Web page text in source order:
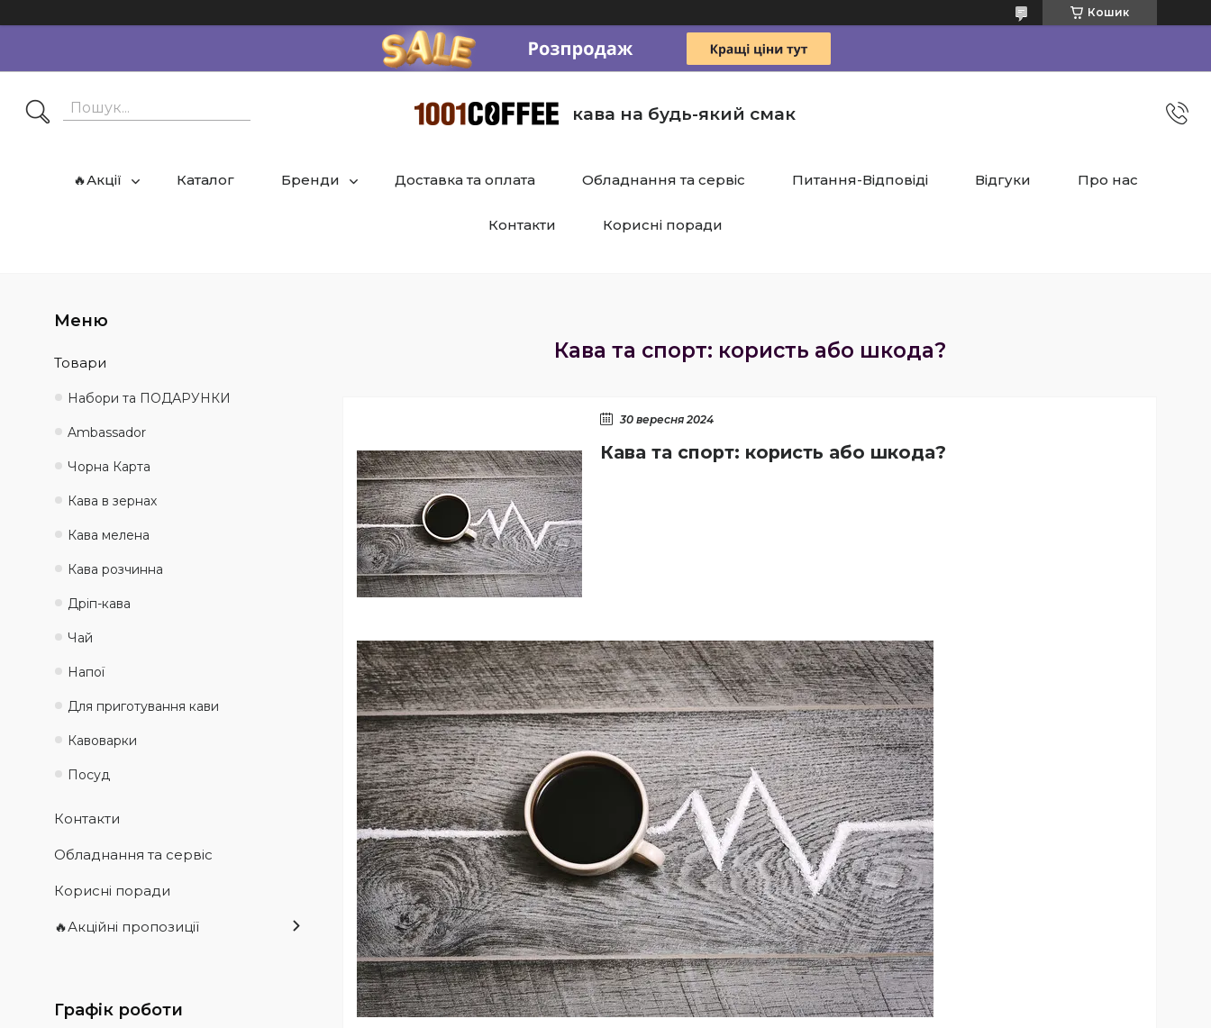
Кошик
кава на будь-який смак
🔥Акції Каталог Бренди Доставка та оплата Обладнання та сервіс Питання-Відповіді Відгуки Про нас
Контакти Корисні поради
Кава та спорт: користь або шкода?
30 вересня 2024
Кава та спорт: користь або шкода?
Товари
Набори та ПОДАРУНКИ
Ambassadоr
Чорна Карта
Кава в зернах
Кава мелена
Кава розчинна
Дріп-кава
Чай
Напої
Для приготування кави
Кавоварки
Посуд
Контакти
Обладнання та сервіс
Корисні поради
🔥Акційні пропозиції
Графік роботи